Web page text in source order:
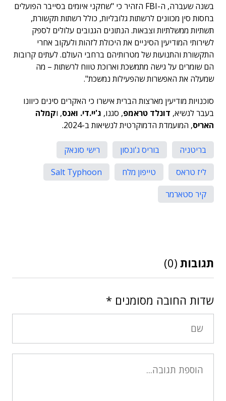
בשנה שעברה, ה-FBI הזהיר כי "שחקני איומים בסייבר הפועלים
בחסות סין מכוונים לרשתות גלובליות, כולל רשתות תקשורת,
תשתיות ממשלתיות וצבאות. הנתונים הגנובים עלולים לספק
לשירותי המודיעין הסיניים את היכולת לזהות ולעקוב אחרי
התקשורת והתנועות של מטרותיהם ברחבי העולם. לעתים קרובות
הם שומרים על גישה מתמשכת וארוכת טווח לרשתות – מה
שמעלה את האפשרות שהפעילות נמשכת".
סוכנויות מודיעין מארצות הברית אישרו כי האקרים סינים כיוונו
בעבר לנשיא, דונלד טראמפ, סגנו, ג'יי.די. ואנס, וקמלה
האריס, המועמדת הדמוקרטית לנשיאות ב-2024.
בריטניה בוריס ג'ונסון
רישי סונאק
ליז טראס
טייפון מלח
Salt Typhoon
קיר סטארמר
תגובות (0)
שדות החובה מסומנים *